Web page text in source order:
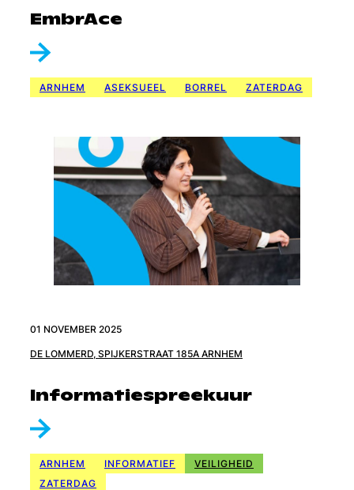
EmbrAce
ARNHEM ASEKSUEEL BORREL ZATERDAG
01 NOVEMBER 2025
DE LOMMERD, SPIJKERSTRAAT 185A ARNHEM
Informatiespreekuur
ARNHEM INFORMATIEF
VEILIGHEID
ZATERDAG